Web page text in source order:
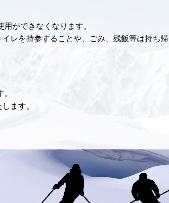
ができなくなります。
レを持参することや、ごみ、残飯等は持ち
ます。